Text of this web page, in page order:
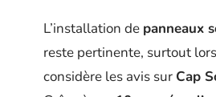
L’installation de panneaux
reste pertinente, surtout
considère les avis sur Cap